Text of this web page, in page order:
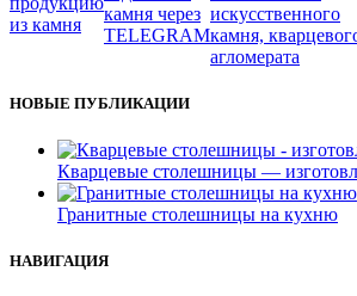
НОВЫЕ ПУБЛИКАЦИИ
Кварцевые столешницы —
Гранитные столешницы на кухню
НАВИГАЦИЯ